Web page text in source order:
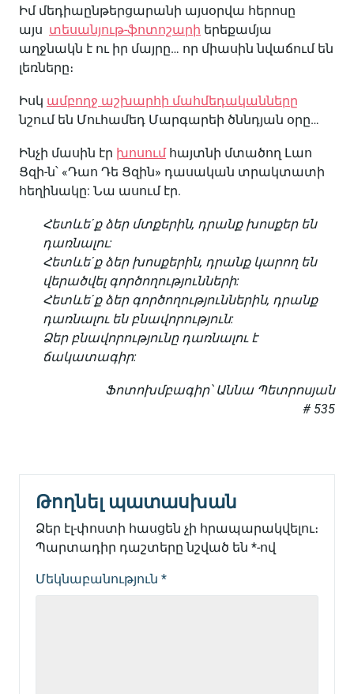
Իմ մեդիաընթերցարանի այսօրվա հերոսը
այս տեսանյութ-ֆոտոշարի երեքամյա
աղջնակն է ու իր մայրը… որ միասին նվաճում են
լեռները։
Իսկ ամբողջ աշխարհի մահմեդականները
նշում են Մուհամեդ Մարգարեի ծննդյան օրը…
Ինչի մասին էր խոսումհայտնի մտածող Լաո
Ցզի-ն՝ «Դաո Դե Ցզին» դասական տրակտատի
հեղինակը: Նա ասում էր.
Հետևեˊք ձեր մտքերին, դրանք խոսքեր են
դառնալու:
Հետևեˊք ձեր խոսքերին, դրանք կարող են
վերածվել գործողությունների:
Հետևեˊք ձեր գործողություններին, դրանք
դառնալու են բնավորություն:
Ձեր բնավորությունը դառնալու է
ճակատագիր:
Ֆոտոխմբագիր՝ Աննա Պետրոսյան
# 535
Թողնել պատասխան
Ձեր էլ-փոստի հասցեն չի հրապարակվելու։
Պարտադիր դաշտերը նշված են *-ով
Մեկնաբանություն *